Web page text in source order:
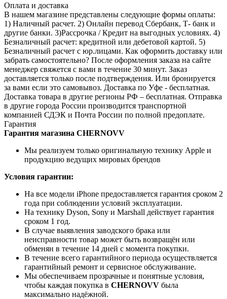
Оплата и доставка
В нашем магазине представлены следующие формы оплаты:
1) Наличный расчет. 2) Онлайн перевод Сбербанк, Т- банк и
другие банки. 3)Рассрочка / Кредит на выгодных условиях. 4)
Безналичный расчет: кредитной или дебетовой картой. 5)
Безналичный расчет с юр.лицами. Как оформить доставку или
забрать самостоятельно? После оформления заказа на сайте
менеджер свяжется с вами в течение 30 минут. Заказ
доставляется только после подтверждения. Или бронируется
за вами если это самовывоз. Доставка по Уфе - бесплатная.
Доставка товара в другие регионы РФ – бесплатная. Отправка
в другие города России производится транспортной
компанией СДЭК и Почта России по полной предоплате.
Гарантия
Гарантия магазина CHERNOVV
Мы реализуем только оригинальную технику Apple и
продукцию ведущих мировых брендов
Условия гарантии:
На все модели iPhone предоставляется гарантия сроком 2
года при соблюдении условий эксплуатации.
На технику Dyson, Sony и Marshall действует гарантия
сроком 1 год.
В случае выявления заводского брака или
неисправности товар может быть возвращён или
обменян в течение 14 дней с момента покупки.
В течение всего гарантийного периода осуществляется
гарантийный ремонт и сервисное обслуживание.
Мы обеспечиваем прозрачные и понятные условия,
чтобы каждая покупка в CHERNOVV была
максимально надёжной.